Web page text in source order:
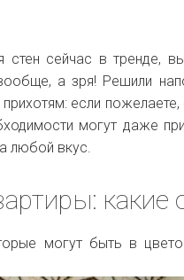
стен сейчас в тренде,
а зря! Решили
если
могут даже
любой вкус.
могут быть в